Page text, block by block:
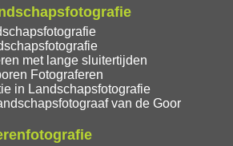
met lange sluitertijden
Fotograferen
in Landschapsfotografie
van de Goor